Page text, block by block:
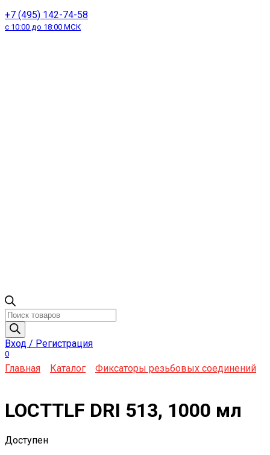
+7 (495) 142-74-58
с 10:00 до 18:00 МСК
Поиск
товаров
Вход / Регистрация
0
Главная Каталог Фиксаторы резьбовых соединений
LOCTTLF DRI 513, 1000 мл
Доступен